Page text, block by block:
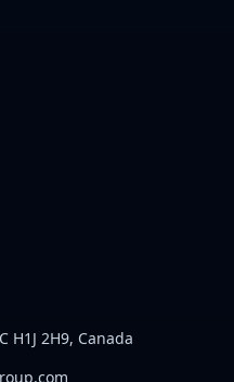
H1J 2H9, Canada